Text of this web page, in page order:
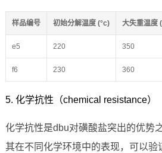
样品编号 初始分解温度 (°c) 大失重温度
e5 220 350
f6 230 360
5. 化学抗性（chemical resistance）
化学抗性是dbu对磺酸盐突出的优势
其在不同化学环境中的表现，可以验